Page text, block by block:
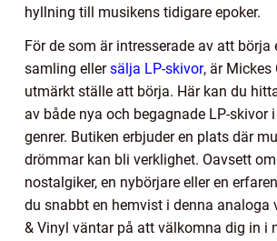
hyllning till musikens tidigare epoker.
För de som är intresserade av att börja
samling ellersälja LP-skivor, är Mickes
utmärkt ställe att börja. Här kan du
av både nya och begagnade LP-skivor
genrer. Butiken erbjuder en plats där
drömmar kan bli verklighet. Oavsett
nostalgiker, en nybörjare eller en
du snabbt en hemvist i denna analoga
& Vinyl väntar på att välkomna dig in i